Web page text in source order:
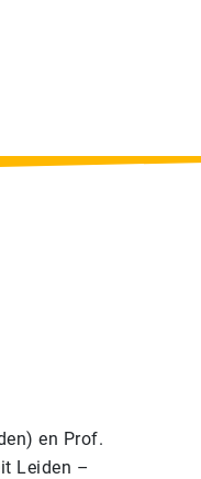
en Prof.
Leiden –